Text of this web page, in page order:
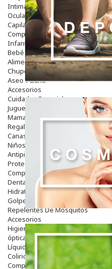
Intima
Ocular
Capilar
Complementos
Infantil
Bebé
Alimentación Y Complementos
Chupetes Y Mordedores
Aseo Y Baño
Accesorios
Cuidados Especiales
Juguetes
Mama
Regalos
Canastilla
Niños
Antipiojos
Protección Solar
Complementos Alimentarios
Dentales
Hidratantes
Golpes Y Hematomas
Repelentes De Mosquitos
Accesorios
Higiene
óptica
Líquidos Lentillas
Colirios
Complementos Alimentarios.